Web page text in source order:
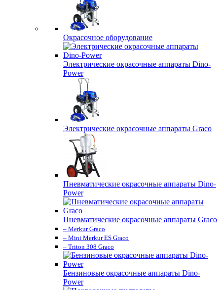
Окрасочное оборудование
Электрические окрасочные аппараты Dino-
Power
Электрические окрасочные аппараты Graco
Пневматические окрасочные аппараты Dino-
Power
Пневматические окрасочные аппараты Graco
– Merkur Graco
– Mini Merkur ES Graco
– Triton 308 Graco
Бензиновые окрасочные аппараты Dino-
Power